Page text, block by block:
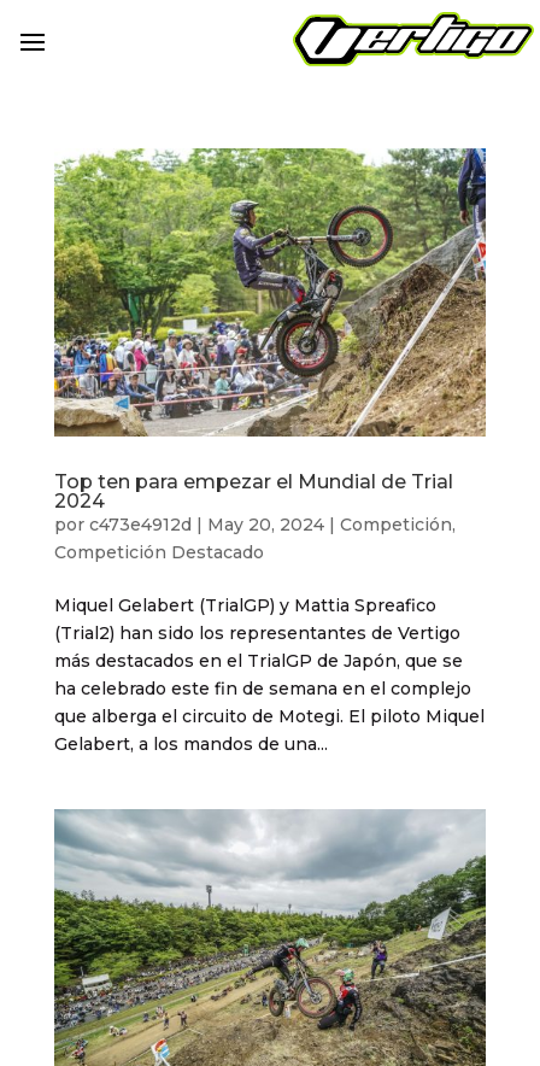
Top ten para empezar el Mundial de Trial
2024
por c473e4912d | May 20, 2024| Competición,
Competición Destacado
Miquel Gelabert (TrialGP) y Mattia Spreafico
(Trial2) han sido los representantes de Vertigo
más destacados en el TrialGP de Japón, que se
ha celebrado este fin de semana en el complejo
que alberga el circuito de Motegi. El piloto Miquel
Gelabert, a los mandos de una...